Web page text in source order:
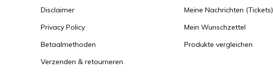
Disclaimer
Privacy Policy
Betaalmethoden
Verzenden & retourneren
Meine Nachrichten (Tickets)
Mein Wunschzettel
Produkte vergleichen